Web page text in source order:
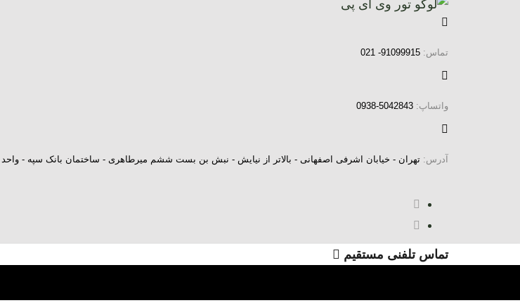
تماس: 91099915- 021
واتساپ: 5042843-0938
آدرس: تهران - خیابان اشرفی اصفهانی - بالاتر از نیایش - نبش بن بست ششم میرطاهری - ساختمان بانک سپه - واحد 4
تماس تلفنی مستقیم